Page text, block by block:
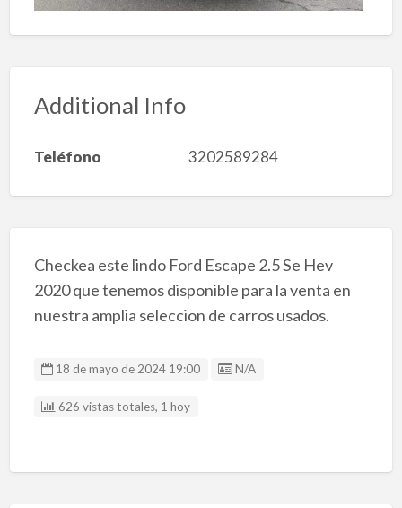
Additional Info
Teléfono 3202589284
Checkea este lindo Ford Escape 2.5 Se Hev
2020 que tenemos disponible para la venta en
nuestra amplia seleccion de carros usados.
18 de mayo de 2024 19:00 Listing ID
N/A
626 vistas totales, 1 hoy